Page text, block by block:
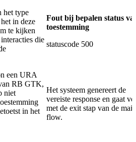
het type
in deze
te kijken
die
een URA
RB GTK,
niet
in het
Fout bij bepalen status
toestemming
statuscode 500
Het systeem genereert de
vereiste response en gaat
met de exit stap van de main
flow.